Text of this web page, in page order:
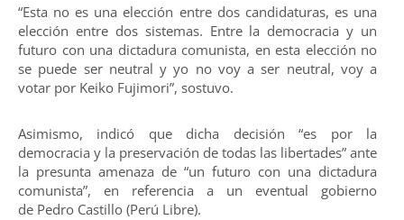
“Esta no es una elección entre dos candidaturas, es una
elección entre dos sistemas. Entre la democracia y un
futuro con una dictadura comunista, en esta elección no
se puede ser neutral y yo no voy a ser neutral, voy a
votar por Keiko Fujimori”, sostuvo.
Asimismo, indicó que dicha decisión “es por la
democracia y la preservación de todas las libertades” ante
la presunta amenaza de “un futuro con una dictadura
comunista”, en referencia a un eventual gobierno
de Pedro Castillo (Perú Libre).